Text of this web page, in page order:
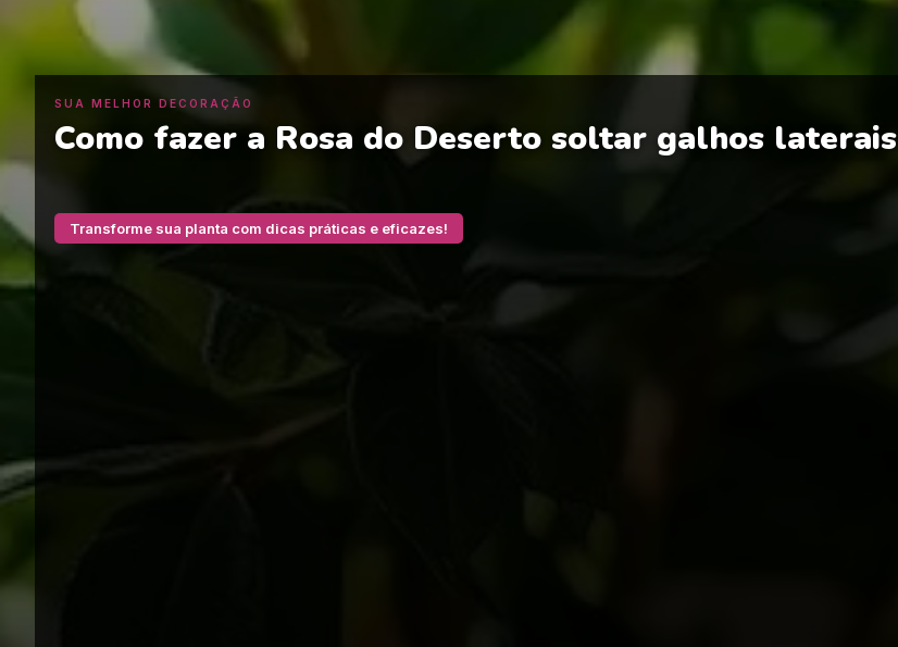
SUA MELHOR DECORAÇÃO
Como fazer a Rosa do Deserto soltar galhos laterais
Transforme sua planta com dicas práticas e eficazes!